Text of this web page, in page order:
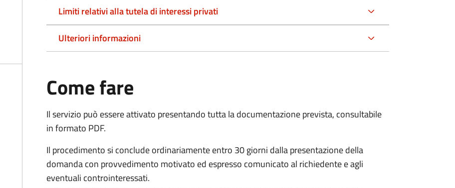
Limiti relativi alla tutela di interessi privati
Ulteriori informazioni
Come fare
Il servizio può essere attivato presentando tutta la documentazione prevista, consultabile
in formato PDF.
Il procedimento si conclude ordinariamente entro 30 giorni dalla presentazione della
domanda con provvedimento motivato ed espresso comunicato al richiedente e agli
eventuali controinteressati.